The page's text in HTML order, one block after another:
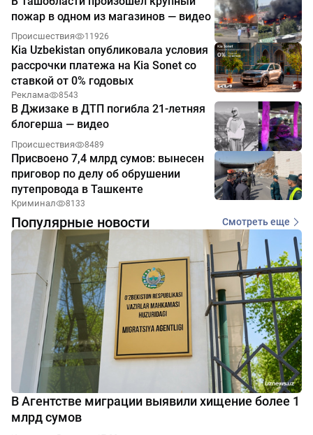
пожар в одном из магазинов — видео
Происшествия 11926
Kia Uzbekistan опубликовала условия
рассрочки платежа на Kia Sonet со
ставкой от 0% годовых
Реклама 8543
В Джизаке в ДТП погибла 21-летняя
блогерша — видео
Происшествия 8489
Присвоено 7,4 млрд сумов: вынесен
приговор по делу об обрушении
путепровода в Ташкенте
Криминал 8133
Популярные новости Смотреть еще
В Агентстве миграции выявили хищение более 1
млрд сумов